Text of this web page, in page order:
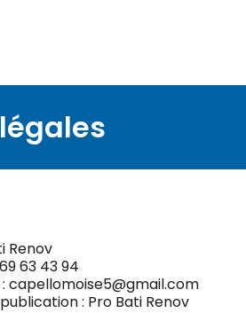
Renov
63 43 94
capellomoise5@gmail.com
: Pro Bati Renov